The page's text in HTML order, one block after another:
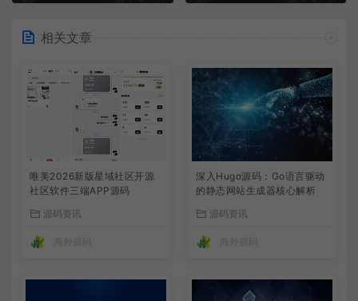
相关文章
唯美2026新版星域社区开源
社区软件三端APP源码
源码资讯
海外源码
深入Hugo源码：Go语言驱动
的静态网站生成器核心解析
源码资讯
海外源码